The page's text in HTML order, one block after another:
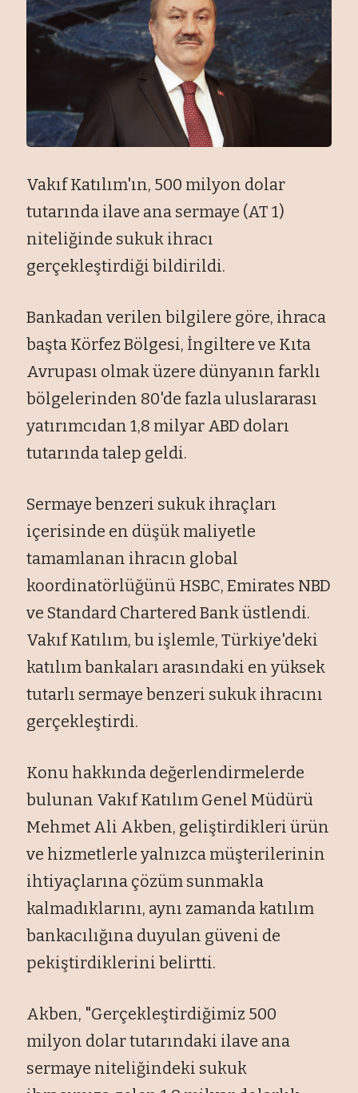
Vakıf Katılım'ın, 500 milyon dolar
tutarında ilave ana sermaye (AT 1)
niteliğinde sukuk ihracı
gerçekleştirdiği bildirildi.
Bankadan verilen bilgilere göre, ihraca
başta Körfez Bölgesi, İngiltere ve Kıta
Avrupası olmak üzere dünyanın farklı
bölgelerinden 80'de fazla uluslararası
yatırımcıdan 1,8 milyar ABD doları
tutarında talep geldi.
Sermaye benzeri sukuk ihraçları
içerisinde en düşük maliyetle
tamamlanan ihracın global
koordinatörlüğünü HSBC, Emirates NBD
ve Standard Chartered Bank üstlendi.
Vakıf Katılım, bu işlemle, Türkiye'deki
katılım bankaları arasındaki en yüksek
tutarlı sermaye benzeri sukuk ihracını
gerçekleştirdi.
Konu hakkında değerlendirmelerde
bulunan Vakıf Katılım Genel Müdürü
Mehmet Ali Akben, geliştirdikleri ürün
ve hizmetlerle yalnızca müşterilerinin
ihtiyaçlarına çözüm sunmakla
kalmadıklarını, aynı zamanda katılım
bankacılığına duyulan güveni de
pekiştirdiklerini belirtti.
Akben, "Gerçekleştirdiğimiz 500
milyon dolar tutarındaki ilave ana
sermaye niteliğindeki sukuk